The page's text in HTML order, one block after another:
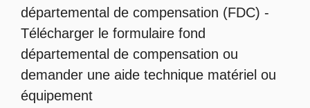
départemental de compensation (FDC) -
Télécharger le formulaire fond
départemental de compensation ou
demander une aide technique matériel ou
équipement